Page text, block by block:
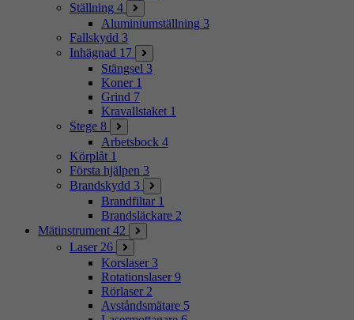
Ställning 4
Aluminiumställning 3
Fallskydd 3
Inhägnad 17
Stängsel 3
Koner 1
Grind 7
Kravallstaket 1
Stege 8
Arbetsbock 4
Körplåt 1
Första hjälpen 3
Brandskydd 3
Brandfiltar 1
Brandsläckare 2
Mätinstrument 42
Laser 26
Korslaser 3
Rotationslaser 9
Rörlaser 2
Avståndsmätare 5